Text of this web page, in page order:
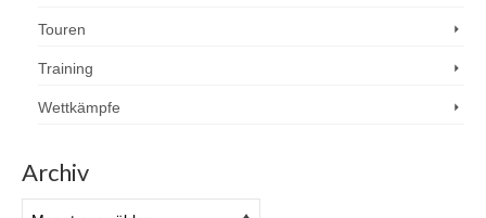
Touren
Training
Wettkämpfe
Archiv